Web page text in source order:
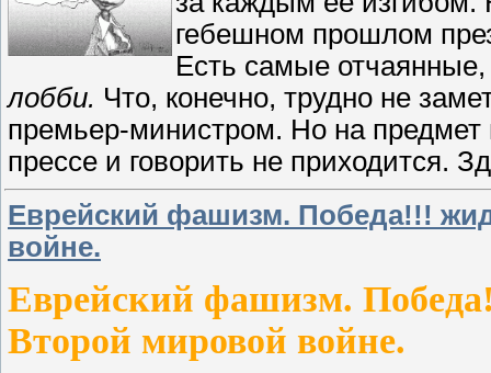
гебешном прошлом
Есть самые
лобби. Что, конечно, трудно не
премьер-министром. Но на
прессе и говорить не приходится.
Еврейский фашизм. Победа!!!
войне.
Еврейский фашизм.
Второй мировой войне.